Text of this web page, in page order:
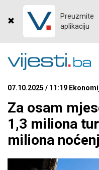
Preuzmite
aplikaciju
07.10.2025 / 11:19
Za osam
1,3 miliona
miliona